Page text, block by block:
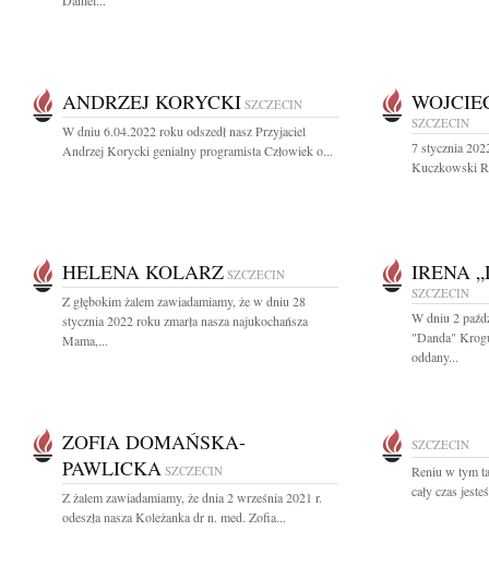
ANDRZEJ KORYCKI SZCZECIN
W dniu 6.04.2022 roku odszedł nasz Przyjaciel
Andrzej Korycki genialny programista Człowiek o...
SZCZECIN
7 stycznia
Kuczkowski
HELENA KOLARZ SZCZECIN
Z głębokim żalem zawiadamiamy, że w dniu 28
stycznia 2022 roku zmarła nasza najukochańsza
Mama,...
IRENA
SZCZECIN
W dniu 2
"Danda"
oddany...
ZOFIA DOMAŃSKA-
PAWLICKA SZCZECIN
Z żalem zawiadamiamy, że dnia 2 września 2021 r.
odeszła nasza Koleżanka dr n. med. Zofia...
SZCZECIN
Reniu w tym
cały czas